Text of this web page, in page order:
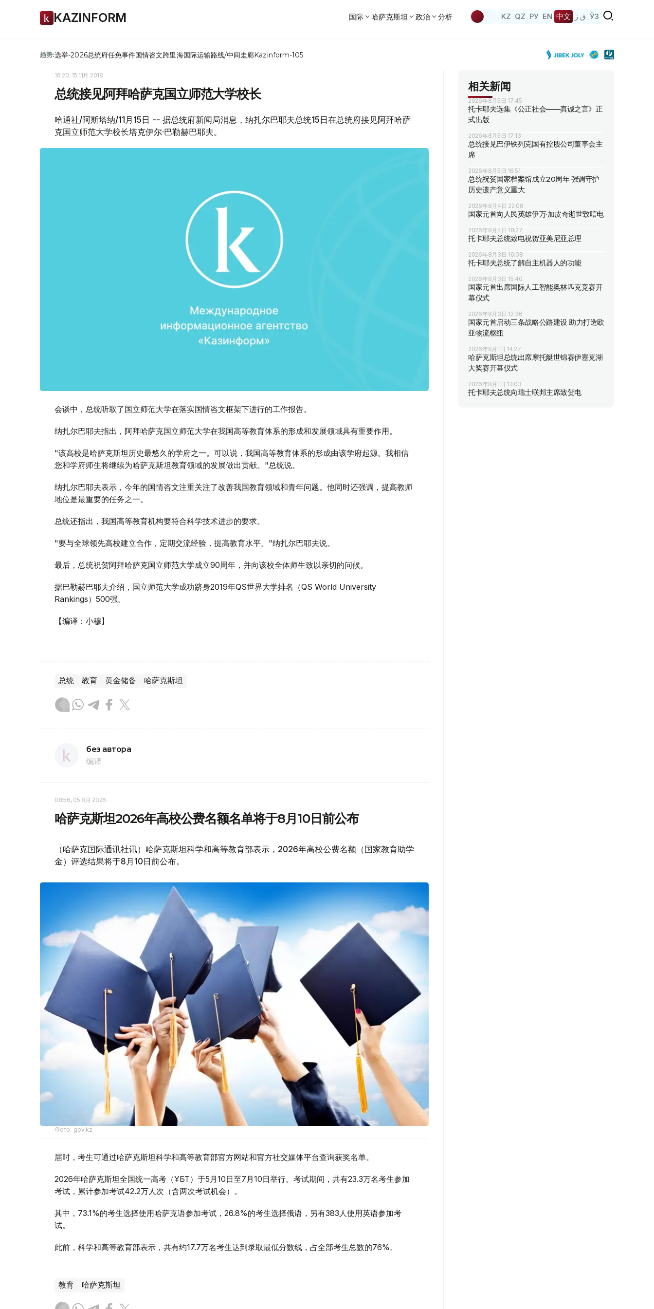
KAZINFORM 国际 哈萨克斯坦 政治 分析 KZ QZ РУ EN 中文 ق ز ЎЗ
趋势:选举-2026总统府任免事件国情咨文跨里海国际运输路线/中间走廊Kazinform-105
16:20, 15 11月 2018
总统接见阿拜哈萨克国立师范大学校长
哈通社/阿斯塔纳/11月15日 -- 据总统府新闻局消息，纳扎尔巴耶夫总统15日在总统府接见阿拜哈萨
克国立师范大学校长塔克伊尔·巴勒赫巴耶夫。
会谈中，总统听取了国立师范大学在落实国情咨文框架下进行的工作报告。
纳扎尔巴耶夫指出，阿拜哈萨克国立师范大学在我国高等教育体系的形成和发展领域具有重要作用。
"该高校是哈萨克斯坦历史最悠久的学府之一。可以说，我国高等教育体系的形成由该学府起源。我相信
您和学府师生将继续为哈萨克斯坦教育领域的发展做出贡献。"总统说。
纳扎尔巴耶夫表示，今年的国情咨文注重关注了改善我国教育领域和青年问题。他同时还强调，提高教师
地位是最重要的任务之一。
总统还指出，我国高等教育机构要符合科学技术进步的要求。
"要与全球领先高校建立合作，定期交流经验，提高教育水平。"纳扎尔巴耶夫说。
最后，总统祝贺阿拜哈萨克国立师范大学成立90周年，并向该校全体师生致以亲切的问候。
据巴勒赫巴耶夫介绍，国立师范大学成功跻身2019年QS世界大学排名（QS World University
Rankings）500强。
【编译：小穆】
总统 教育 黄金储备 哈萨克斯坦
без автора
编译
08:56, 05 8月 2026
哈萨克斯坦2026年高校公费名额名单将于8月10日前公布
（哈萨克国际通讯社讯）哈萨克斯坦科学和高等教育部表示，2026年高校公费名额（国家教育助学
金）评选结果将于8月10日前公布。
Фото: gov.kz
届时，考生可通过哈萨克斯坦科学和高等教育部官方网站和官方社交媒体平台查询获奖名单。
2026年哈萨克斯坦全国统一高考（ҰБТ）于5月10日至7月10日举行。考试期间，共有23.3万名考生参加
考试，累计参加考试42.2万人次（含两次考试机会）。
其中，73.1%的考生选择使用哈萨克语参加考试，26.8%的考生选择俄语，另有383人使用英语参加考
试。
此前，科学和高等教育部表示，共有约17.7万名考生达到录取最低分数线，占全部考生总数的76%。
教育 哈萨克斯坦
相关新闻
2026年8月5日 17:45
托卡耶夫选集《公正社会——真诚之言》正
式出版
2026年8月5日 17:13
总统接见巴伊铁列克国有控股公司董事会主
席
2026年8月5日 16:51
总统祝贺国家档案馆成立20周年 强调守护
历史遗产意义重大
2026年8月4日 22:08
国家元首向人民英雄伊万·加皮奇逝世致唁电
2026年8月4日 18:27
托卡耶夫总统致电祝贺亚美尼亚总理
2026年8月3日 16:08
托卡耶夫总统了解自主机器人的功能
2026年8月3日 15:40
国家元首出席国际人工智能奥林匹克竞赛开
幕仪式
2026年8月3日 12:36
国家元首启动三条战略公路建设 助力打造欧
亚物流枢纽
2026年8月1日 14:27
哈萨克斯坦总统出席摩托艇世锦赛伊塞克湖
大奖赛开幕仪式
2026年8月1日 13:03
托卡耶夫总统向瑞士联邦主席致贺电